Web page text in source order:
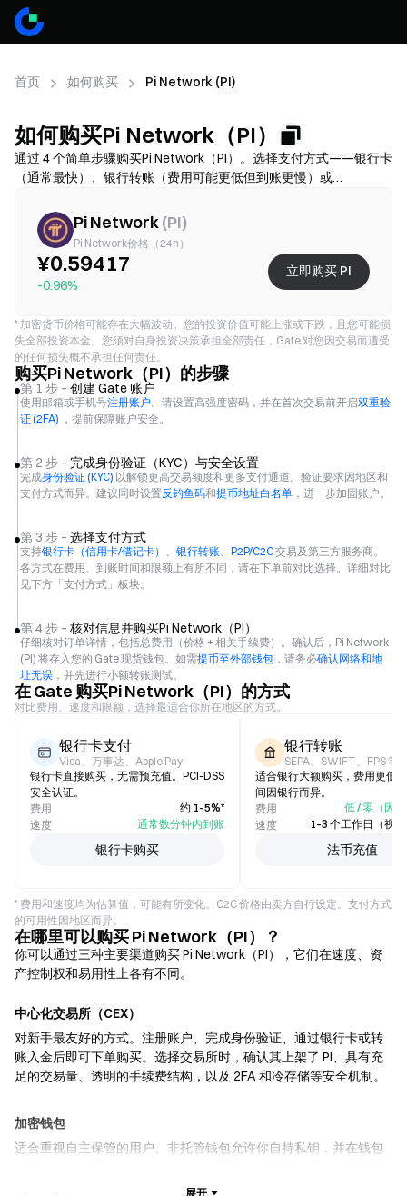
首页 如何购买 Pi Network (PI)
如何购买Pi Network（PI）
通过 4 个简单步骤购买Pi Network（PI）。选择支付方式——银行卡
（通常最快）、银行转账（费用可能更低但到账更慢）或
费 + 价差），按需完成 KYC，并开启 2FA 保护账户。可用性、限
额、费用和到账时间因地区和服务商而异。
Pi Network(PI)
Pi Network价格（24h）
¥0.59417
-0.96%
立即购买 PI
* 加密货币价格可能存在大幅波动。您的投资价值可能上涨或下跌，且您可能损
失全部投资本金。您须对自身投资决策承担全部责任，Gate 对您因交易而遭受
的任何损失概不承担任何责任。
购买Pi Network（PI）的步骤
第 1 步 – 创建 Gate 账户
使用邮箱或手机号注册账户。请设置高强度密码，并在首次交易前开启双重验
证 (2FA) ，提前保障账户安全。
第 2 步 – 完成身份验证（KYC）与安全设置
完成身份验证 (KYC) 以解锁更高交易额度和更多支付通道。验证要求因地区和
支付方式而异。建议同时设置反钓鱼码和提币地址白名单 ，进一步加固账户。
第 3 步 – 选择支付方式
支持银行卡（信用卡/借记卡） 、 银行转账、 P2P/C2C交易及第三方服务商。
各方式在费用、到账时间和限额上有所不同，请在下单前对比选择。详细对比
见下方「支付方式」板块。
第 4 步 – 核对信息并购买Pi Network（PI）
仔细核对订单详情，包括总费用（价格 + 相关手续费）。确认后，Pi Network
(PI) 将存入您的 Gate 现货钱包。如需提币至外部钱包 ，请务必确认网络和地
址无误 ，并先进行小额转账测试。
在 Gate 购买Pi Network（PI）的方式
对比费用、速度和限额，选择最适合你所在地区的方式。
银行卡支付
Visa、万事达、Apple Pay
银行卡直接购买，无需预充值。PCI-DSS
安全认证。
费用
约 1–5%*
速度
通常数分钟内到账
银行卡购买
银行转账
SEPA、SWIFT、FPS 等
适合银行大额购买，费用更低
间因银行而异。
费用
低 / 零（因
速度
1–3 个工作日（视
法币充值
* 费用和速度均为估算值，可能有所变化。C2C 价格由卖方自行设定。支付方式
的可用性因地区而异。
在哪里可以购买 Pi Network（PI）？
你可以通过三种主要渠道购买 Pi Network（PI），它们在速度、资
产控制权和易用性上各有不同。
中心化交易所（CEX）
对新手最友好的方式。注册账户、完成身份验证、通过银行卡或转
账入金后即可下单购买。选择交易所时，确认其上架了 PI、具有充
足的交易量、透明的手续费结构，以及 2FA 和冷存储等安全机制。
加密钱包
适合重视自主保管的用户。非托管钱包允许你自持私钥，并在钱包
可使用信用卡购买 PI。务必备份助记词，并在确认任何交易前核实